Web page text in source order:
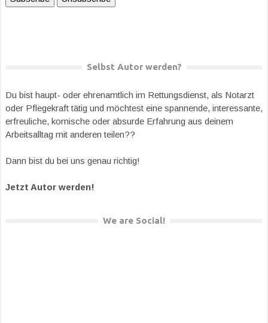
Selbst Autor werden?
Du bist haupt- oder ehrenamtlich im Rettungsdienst, als Notarzt
oder Pflegekraft tätig und möchtest eine spannende, interessante,
erfreuliche, komische oder absurde Erfahrung aus deinem
Arbeitsalltag mit anderen teilen??
Dann bist du bei uns genau richtig!
Jetzt Autor werden!
We are Social!